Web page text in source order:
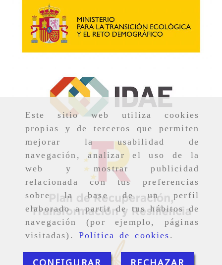
Este sitio web utiliza cookies
propias y de terceros que permiten
mejorar la usabilidad de
navegación, analizar el uso de la
web y mostrar publicidad
relacionada con tus preferencias
sobre la base de un perfil
elaborado a partir de tus hábitos de
navegación (por ejemplo, páginas
visitadas). Política de cookies .